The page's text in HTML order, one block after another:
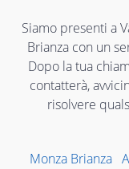
Siamo presenti a
Brianza con un
Dopo la tua
contatterà,
risolvere
Monza Brianza